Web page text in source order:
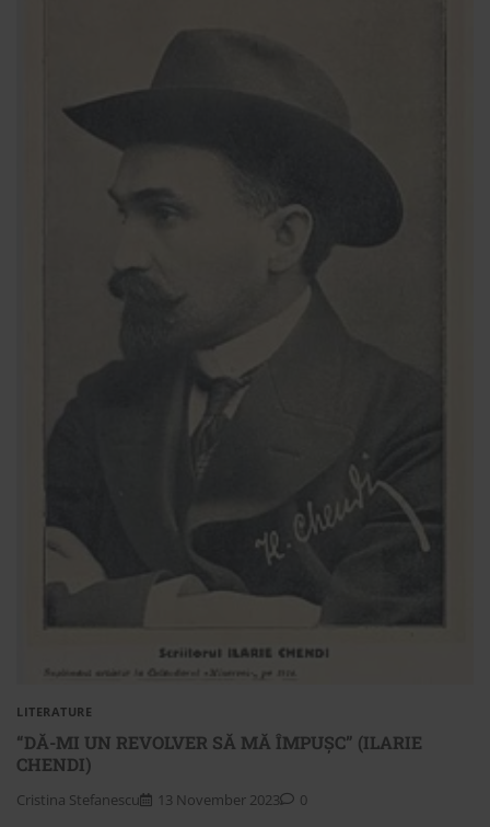
LITERATURE
“DĂ-MI UN REVOLVER SĂ MĂ ÎMPUȘC” (ILARIE
CHENDI)
Cristina Stefanescu 13 November 2023 0